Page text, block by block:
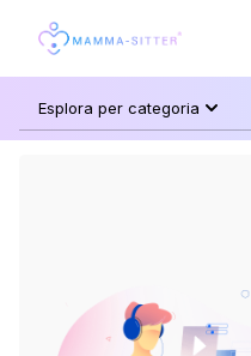
Esplora per categoria